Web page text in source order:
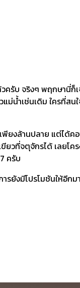
รับ จริงๆ พฤกษานี่ก็
ำเช่นเดิม ใครที่สน
พียงล้านปลาย แต่ไ
วที่จตุจักรได้ เลยโ
ครับ
ารยังมีโปรโมชันให้